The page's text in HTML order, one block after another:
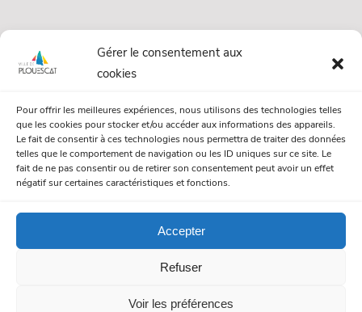
Gérer le consentement aux
cookies
Pour offrir les meilleures expériences, nous utilisons des technologies telles
que les cookies pour stocker et/ou accéder aux informations des appareils.
Le fait de consentir à ces technologies nous permettra de traiter des données
telles que le comportement de navigation ou les ID uniques sur ce site. Le
fait de ne pas consentir ou de retirer son consentement peut avoir un effet
négatif sur certaines caractéristiques et fonctions.
Accepter
Refuser
Voir les préférences
Services
Urbanisme
Papiers et citoyenneté
Numéros Utiles
© Mairie de Plouescat. Tous droits réservés. /Mentions légales
Politique de gestion des cookies/Politique de confidentialité